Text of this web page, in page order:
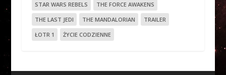
STAR WARS REBELS
THE FORCE AWAKENS
THE LAST JEDI
THE MANDALORIAN
TRAILER
ŁOTR 1
ŻYCIE CODZIENNE